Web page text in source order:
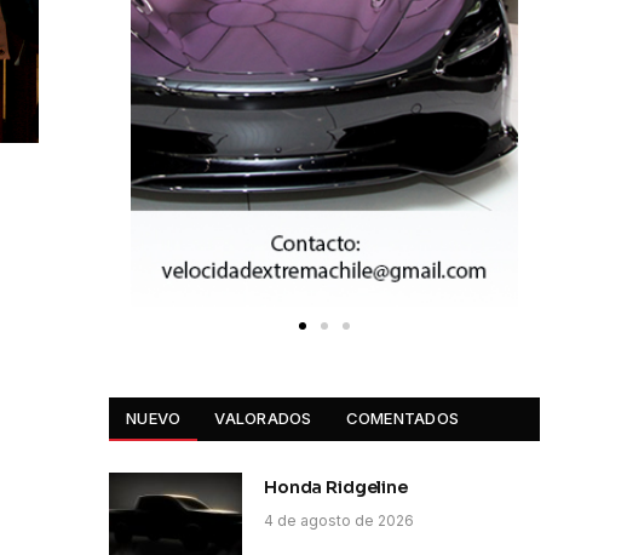
NUEVO VALORADOS COMENTADOS
Honda Ridgeline
4 de agosto de 2026